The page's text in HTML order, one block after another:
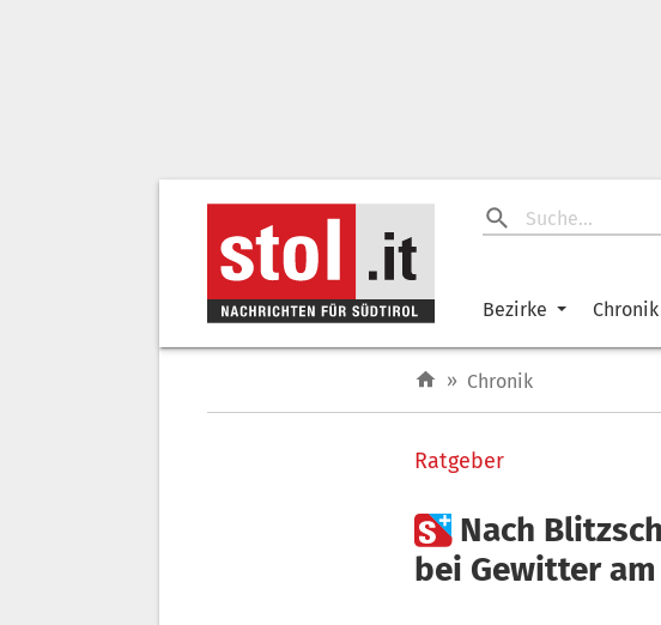
Bezirke Chronik
» Chronik
Ratgeber
 Nach
bei Gewitter